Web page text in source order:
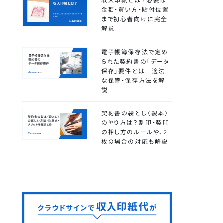
金額・買い方・貼付位置
まで初心者向けに完全
解説
電子帳簿保存法で定め
られた契約書の「データ
保存」要件とは 適法
な保管・保存方法を解
説
契約書の袋とじ（製本）
のやり方は？割印・契印
の押し方のルールや、2
枚の場合の対応も解説